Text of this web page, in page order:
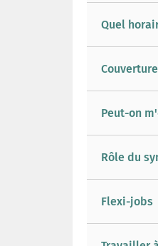
Quel
Peut-on
Rôle du
Flexi-jobs